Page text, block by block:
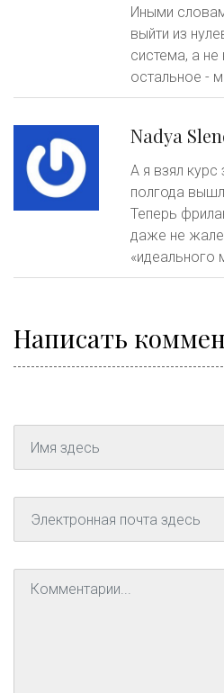
Иными
выйти из
система, а
остальное -
Nadya
А я взял курс
полгода
Теперь
даже не
«идеального
Написать